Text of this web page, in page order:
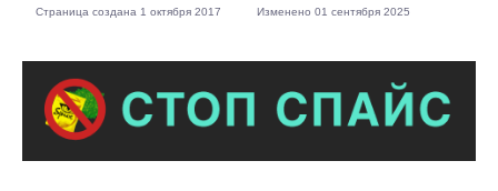
Страница создана 1 октября 2017 Изменено 01 сентября 2025